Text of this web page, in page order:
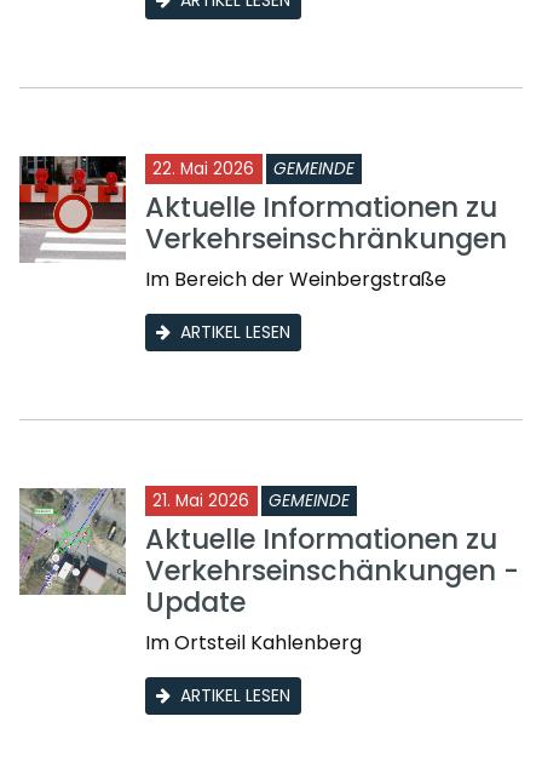
22. Mai 2026 GEMEINDE
Aktuelle Informationen zu
Verkehrseinschränkungen
Im Bereich der Weinbergstraße
ARTIKEL LESEN
21. Mai 2026 GEMEINDE
Aktuelle Informationen zu
Verkehrseinschänkungen -
Update
Im Ortsteil Kahlenberg
ARTIKEL LESEN